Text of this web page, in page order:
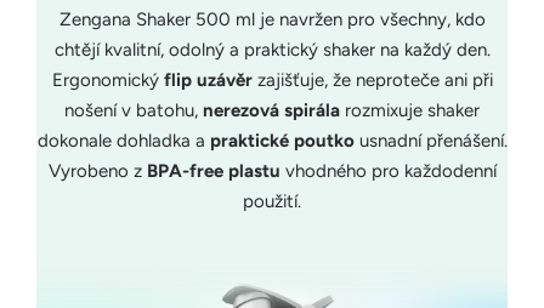
Zengana Shaker 500 ml je navržen pro všechny, kdo
chtějí kvalitní, odolný a praktický shaker na každý den.
Ergonomický flip uzávěrzajišťuje, že neproteče ani při
nošení v batohu, nerezová spirála rozmixuje shaker
dokonale dohladka a praktické poutkousnadní přenášení.
Vyrobeno z BPA-free plastu vhodného pro každodenní
použití.